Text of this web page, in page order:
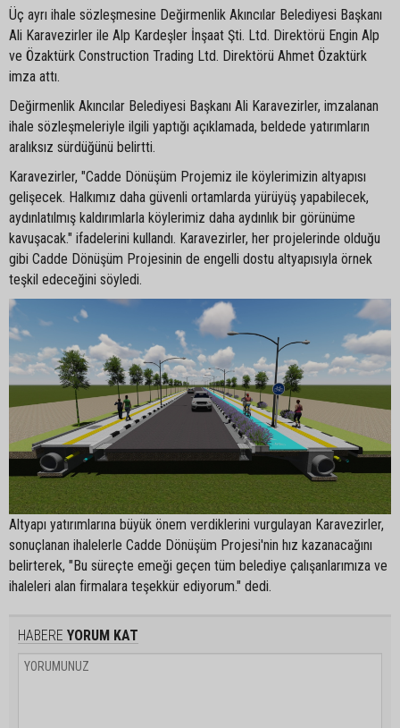
Üç ayrı ihale sözleşmesine Değirmenlik Akıncılar Belediyesi Başkanı
Ali Karavezirler ile Alp Kardeşler İnşaat Şti. Ltd. Direktörü Engin Alp
ve Özaktürk Construction Trading Ltd. Direktörü Ahmet Özaktürk
imza attı.
Değirmenlik Akıncılar Belediyesi Başkanı Ali Karavezirler, imzalanan
ihale sözleşmeleriyle ilgili yaptığı açıklamada, beldede yatırımların
aralıksız sürdüğünü belirtti.
Karavezirler, "Cadde Dönüşüm Projemiz ile köylerimizin altyapısı
gelişecek. Halkımız daha güvenli ortamlarda yürüyüş yapabilecek,
aydınlatılmış kaldırımlarla köylerimiz daha aydınlık bir görünüme
kavuşacak." ifadelerini kullandı. Karavezirler, her projelerinde olduğu
gibi Cadde Dönüşüm Projesinin de engelli dostu altyapısıyla örnek
teşkil edeceğini söyledi.
Altyapı yatırımlarına büyük önem verdiklerini vurgulayan Karavezirler,
sonuçlanan ihalelerle Cadde Dönüşüm Projesi'nin hız kazanacağını
belirterek, "Bu süreçte emeği geçen tüm belediye çalışanlarımıza ve
ihaleleri alan firmalara teşekkür ediyorum." dedi.
HABERE YORUM KAT